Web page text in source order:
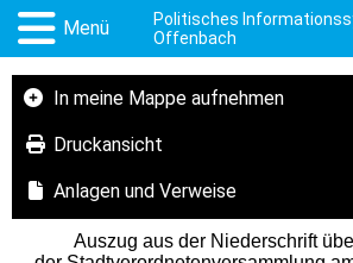
Menü
Politisches
Offenbach
In meine Mappe aufnehmen
Druckansicht
Anlagen und Verweise
Auszug aus der Niederschrift